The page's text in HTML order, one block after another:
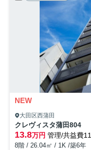
NEW
大田区西蒲田
クレヴィスタ蒲田804
13.8万円 管理/共益費
8階 / 26.04㎡ / 1K /築6年